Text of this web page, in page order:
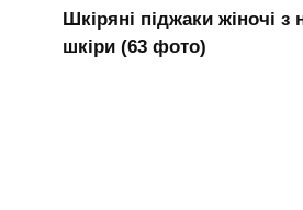
Шкіряні піджаки жіночі з
шкіри (63 фото)